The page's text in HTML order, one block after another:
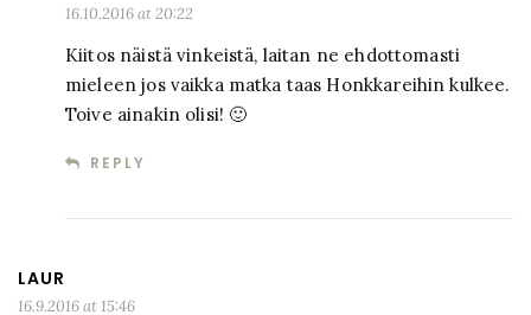
16.10.2016 at 20:22
Kiitos näistä vinkeistä, laitan ne ehdottomasti
mieleen jos vaikka matka taas Honkkareihin kulkee.
Toive ainakin olisi! 🙂
REPLY
LAUR
16.9.2016 at 15:46